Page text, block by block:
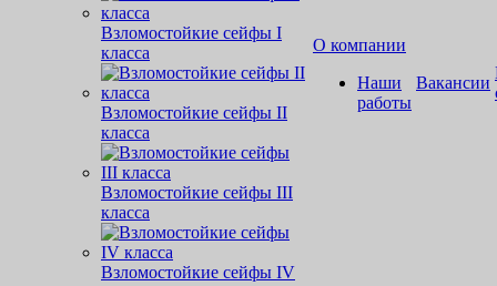
Взломостойкие сейфы I
класса
Взломостойкие сейфы II
класса
Взломостойкие сейфы III
класса
Взломостойкие сейфы IV
О компании
Наши
работы
Вакансии